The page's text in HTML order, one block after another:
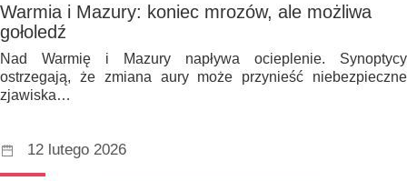
Warmia i Mazury: koniec mrozów, ale możliwa
gołoledź
Nad Warmię i Mazury napływa ocieplenie. Synoptycy
ostrzegają, że zmiana aury może przynieść niebezpieczne
zjawiska…
12 lutego 2026